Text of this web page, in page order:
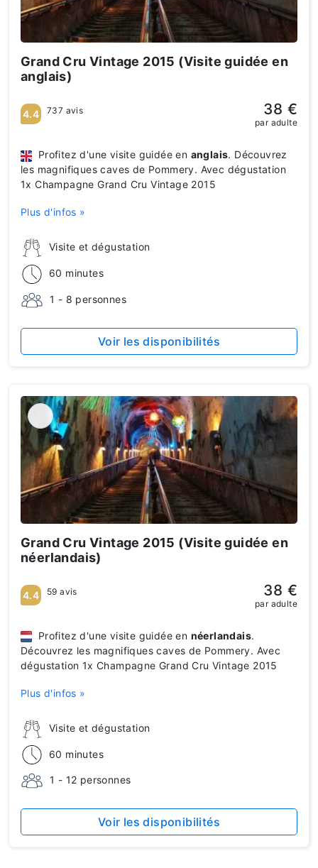
Grand Cru Vintage 2015 (Visite guidée en
anglais)
Visite et dégustation
60 minutes
1 - 8 personnes
Profitez d'une visite guidée en anglais. Découvrez
les magnifiques caves de Pommery. Avec dégustation
1x Champagne Grand Cru Vintage 2015
Plus d'infos »
4.4 737 avis 38 €
par adulte
Voir les disponibilités
Grand Cru Vintage 2015 (Visite guidée en
néerlandais)
Visite et dégustation
60 minutes
1 - 12 personnes
Profitez d'une visite guidée en néerlandais.
Découvrez les magnifiques caves de Pommery. Avec
dégustation 1x Champagne Grand Cru Vintage 2015
Plus d'infos »
4.4 59 avis 38 €
par adulte
Voir les disponibilités